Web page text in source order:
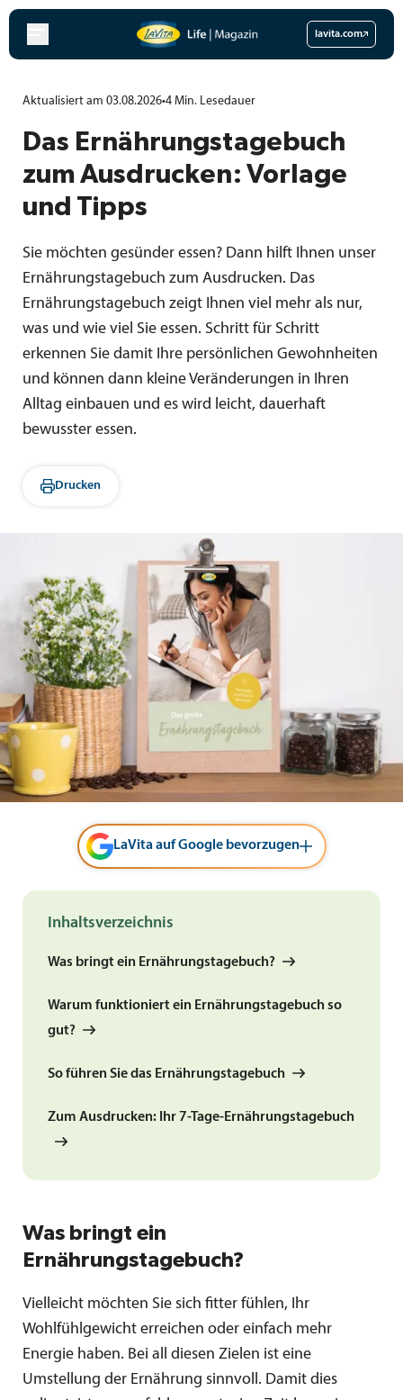
Zum
springen
lavita.com
Aktualisiert am 03.08.2026•4 Min. Lesedauer
Das Ernährungstagebuch
zum Ausdrucken: Vorlage
und Tipps
Sie möchten gesünder essen? Dann hilft Ihnen unser
Ernährungstagebuch zum Ausdrucken. Das
Ernährungstagebuch zeigt Ihnen viel mehr als nur,
was und wie viel Sie essen. Schritt für Schritt
erkennen Sie damit Ihre persönlichen Gewohnheiten
und können dann kleine Veränderungen in Ihren
Alltag einbauen und es wird leicht, dauerhaft
bewusster essen.
Drucken
LaVita auf Google bevorzugen
Inhaltsverzeichnis
Was bringt ein Ernährungstagebuch?
Warum funktioniert ein Ernährungstagebuch so
gut?
So führen Sie das Ernährungstagebuch
Zum Ausdrucken: Ihr 7-Tage-Ernährungstagebuch
Was bringt ein
Ernährungstagebuch?
Vielleicht möchten Sie sich fitter fühlen, Ihr
Wohlfühlgewicht erreichen oder einfach mehr
Energie haben. Bei all diesen Zielen ist eine
Umstellung der Ernährung sinnvoll. Damit dies